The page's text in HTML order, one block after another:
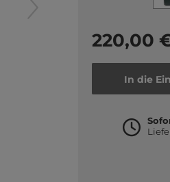
220,00
In die